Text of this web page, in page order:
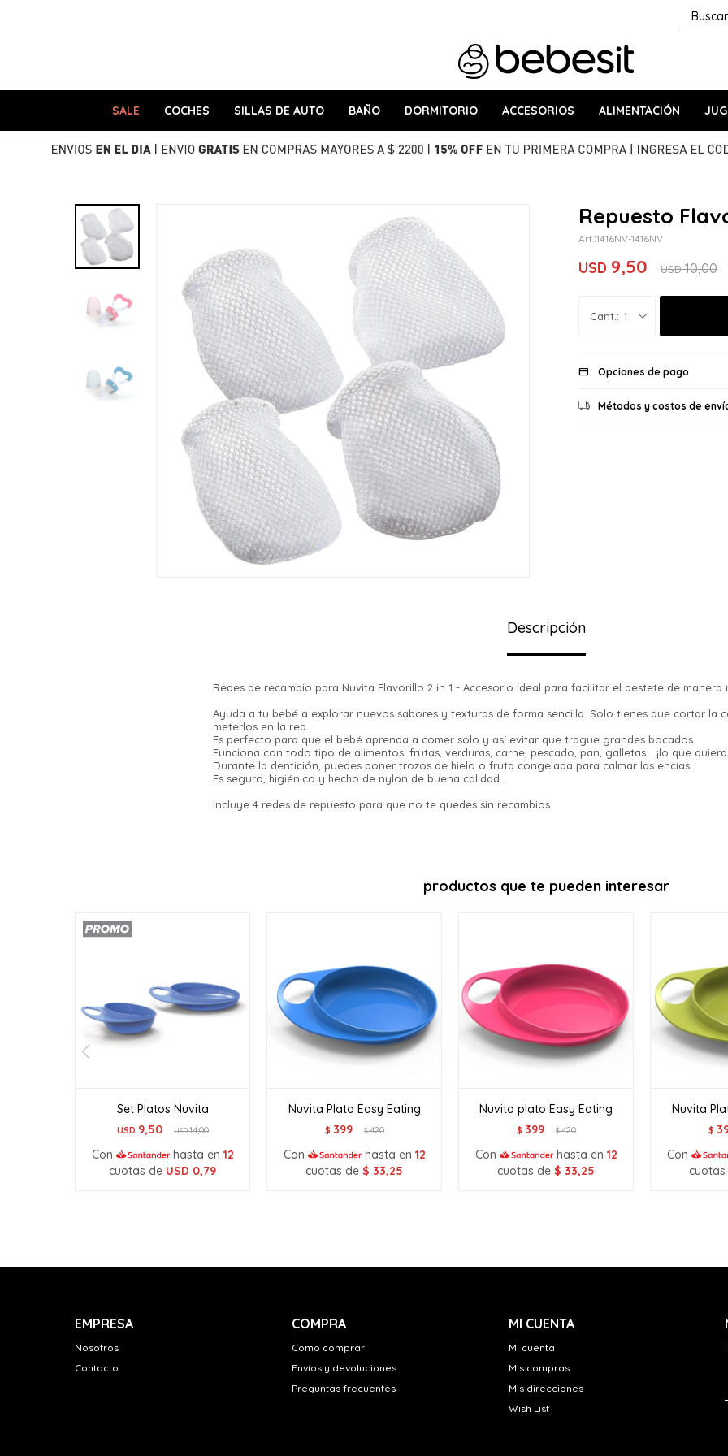
SALE COCHES SILLAS DE AUTO BAÑO DORMITORIO ACCESORIOS ALIMENTACIÓN
Repuesto
1416NV-1416NV
USD 9,50 USD 10,00
1
Opciones de pago
Métodos y costos de
Descripción
Redes de recambio para Nuvita Flavorillo 2 in 1 - Accesorio ideal para facilitar el destete de manera
Ayuda a tu bebé a explorar nuevos sabores y texturas de forma sencilla. Solo tienes que cortar la
meterlos en la red.
Es perfecto para que el bebé aprenda a comer solo y así evitar que trague grandes bocados.
Funciona con todo tipo de alimentos: frutas, verduras, carne, pescado, pan, galletas… ¡lo que
Durante la dentición, puedes poner trozos de hielo o fruta congelada para calmar las encías.
Es seguro, higiénico y hecho de nylon de buena calidad.
Incluye 4 redes de repuesto para que no te quedes sin recambios.
productos que te pueden interesar
Set Platos Nuvita
USD 9,50 USD14,00
Con hasta en 12
cuotas de USD 0,79
Nuvita Plato Easy Eating
$ 399 $420
Con hasta en 12
cuotas de $ 33,25
Nuvita plato Easy Eating
$ 399 $420
Con hasta en 12
cuotas de $ 33,25
Nuvita
$
Con
Comprá ahora y Pagá
Después, hasta en 12
tarjeta de crédito
¡Sumate a la forma más ágil de comprar!
12 cuotas * ¡Solo con tu cédula!
Verifica si estás calificado para comprar
con Pago Después:
Cédula de identidad
Estás calificado para comprar usando Pago
¡Tenés hasta
para comprar en las cuotas
de pago
* sujeto a aprobación crediticia. El monto disponible
Parece que no tenes oferta, lamentamos el
EMPRESA
Nosotros
Contacto
COMPRA
Como comprar
Envíos y devoluciones
Preguntas frecuentes
MI CUENTA
Mi cuenta
Mis compras
Mis direcciones
Wish List